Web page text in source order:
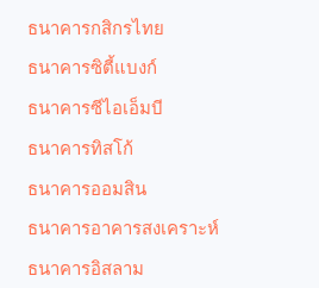
ธนาคารกสิกรไทย
ธนาคารซิตี้แบงก์
ธนาคารซีไอเอ็มบี
ธนาคารทิสโก้
ธนาคารออมสิน
ธนาคารอาคารสงเคราะห์
ธนาคารอิสลาม